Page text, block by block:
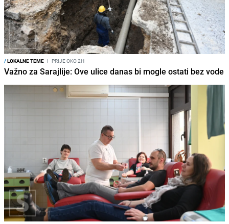
/LOKALNE TEME I PRIJE OKO 2H
Važno za Sarajlije: Ove ulice danas bi mogle ostati bez vode